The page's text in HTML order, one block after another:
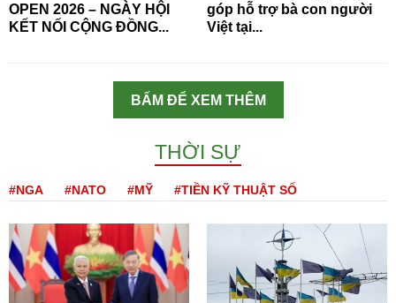
OPEN 2026 – NGÀY HỘI
KẾT NỐI CỘNG ĐỒNG...
góp hỗ trợ bà con người
Việt tại...
BẤM ĐỂ XEM THÊM
THỜI SỰ
#NGA #NATO #MỸ #TIỀN KỸ THUẬT SỐ